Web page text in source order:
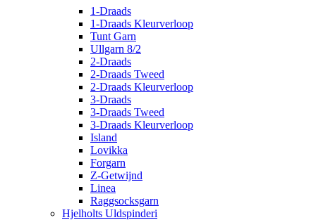
1-Draads
1-Draads Kleurverloop
Tunt Garn
Ullgarn 8/2
2-Draads
2-Draads Tweed
2-Draads Kleurverloop
3-Draads
3-Draads Tweed
3-Draads Kleurverloop
Island
Lovikka
Forgarn
Z-Getwijnd
Linea
Raggsocksgarn
Hjelholts Uldspinderi